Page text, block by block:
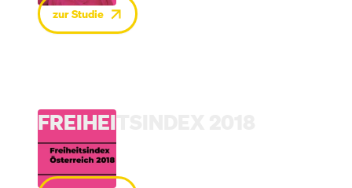
zur Studie
FREIHEITSINDEX 2018